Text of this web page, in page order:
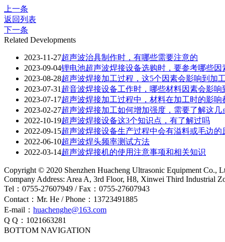
上一条
返回列表
下一条
Related Developments
2023-11-27超声波治具制作时，有哪些需要注意的
2023-09-04锂电池超声波焊接设备选购时，要参考哪些因
2023-08-28超声波焊接加工过程，这5个因素会影响到加工
2023-07-31 超音波焊接设备工作时，哪些材料因素会影响
2023-07-17超声波焊接加工过程中，材料在加工时的影响
2023-02-27超声波焊接加工如何增加强度，需要了解这几
2022-10-19超声波焊接设备这3个知识点，有了解过吗
2022-09-15超声波焊接设备生产过程中会有溢料或毛边的
2022-06-10超声波焊头频率测试方法
2022-03-14超声波焊接机的使用注意事项和相关知识
Copyright © 2020 Shenzhen Huacheng Ultrasonic Equipment Co.,
Company Address: Area A, 3rd Floor, H8, Xinwei Third Industrial
Tel：0755-27607949 / Fax：0755-27607943
Contact：Mr. He / Phone：13723491885
E-mail： huachenghe@163.com
Q Q：1021663281
BOTTOM NAVIGATION